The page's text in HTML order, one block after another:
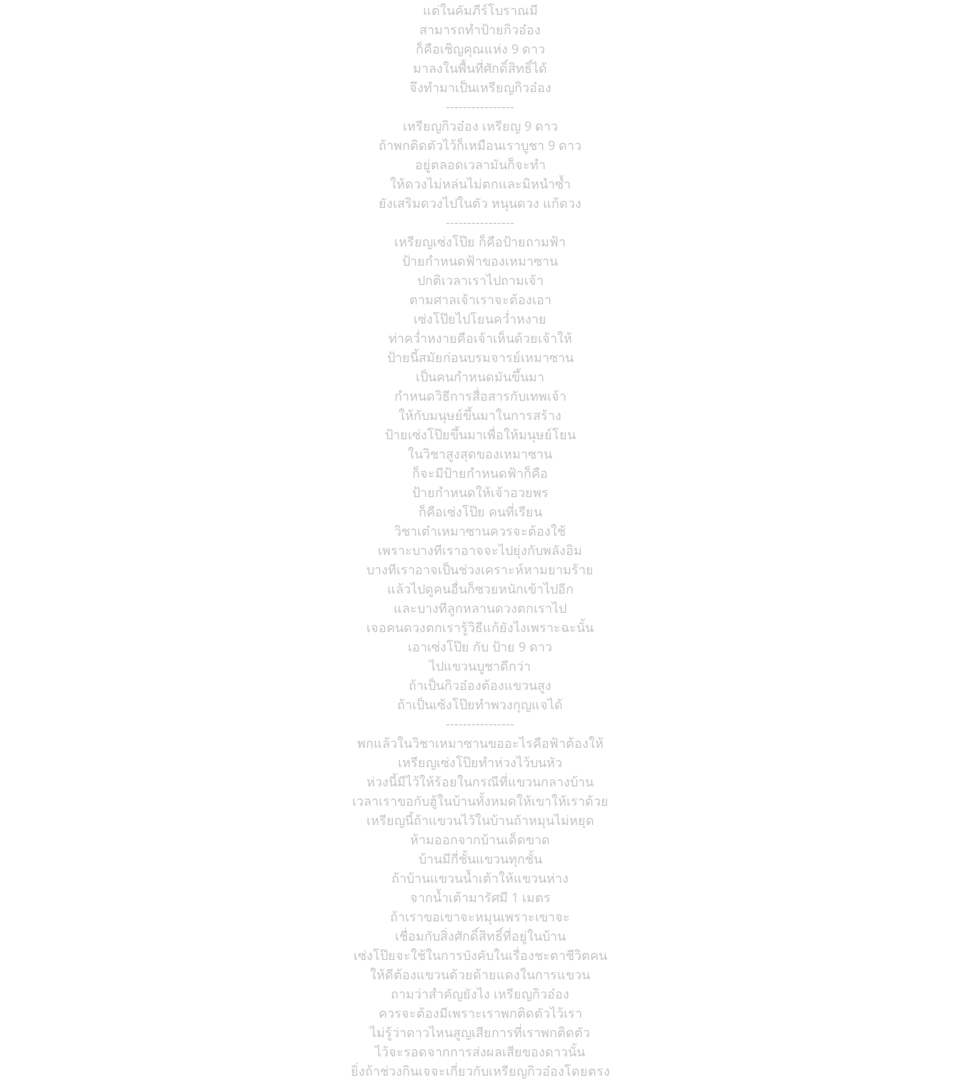
แต่ในคัมภีร์โบราณมี
สามารถทำป้ายกิวอ๋อง
ก็คือเชิญคุณแห่ง 9 ดาว
มาลงในพื้นที่ศักดิ์สิทธิ์ได้
จึงทำมาเป็นเหรียญกิวอ๋อง
----------------
เหรียญกิวอ๋อง เหรียญ 9 ดาว
ถ้าพกติดตัวไว้ก็เหมือนเราบูชา 9 ดาว
อยู่ตลอดเวลามันก็จะทำ
ให้ดวงไม่หล่นไม่ตกและมิหนำซ้ำ
ยังเสริมดวงไปในตัว หนุนดวง แก้ดวง
----------------
เหรียญเซ่งโป๊ย ก็คือป้ายถามฟ้า
ป้ายกำหนดฟ้าของเหมาซาน
ปกติเวลาเราไปถามเจ้า
ตามศาลเจ้าเราจะต้องเอา
เซ่งโป๊ยไปโยนคว่ำหงาย
ท่าคว่ำหงายคือเจ้าเห็นด้วยเจ้าให้
ป้ายนี้สมัยก่อนบรมจารย์เหมาซาน
เป็นคนกำหนดมันขึ้นมา
กำหนดวิธีการสื่อสารกับเทพเจ้า
ให้กับมนุษย์ขึ้นมาในการสร้าง
ป้ายเซ่งโป๊ยขึ้นมาเพื่อให้มนุษย์โยน
ในวิชาสูงสุดของเหมาซาน
ก็จะมีป้ายกำหนดฟ้าก็คือ
ป้ายกำหนดให้เจ้าอวยพร
ก็คือเซ่งโป๊ย คนที่เรียน
วิชาเต๋าเหมาซานควรจะต้องใช้
เพราะบางทีเราอาจจะไปยุ่งกับพลังอิม
บางทีเราอาจเป็นช่วงเคราะห์หามยามร้าย
แล้วไปดูคนอื่นก็ซวยหนักเข้าไปอีก
และบางทีลูกหลานดวงตกเราไป
เจอคนดวงตกเรารู้วิธีแก้ยังไงเพราะฉะนั้น
เอาเซ่งโป๊ย กับ ป้าย 9 ดาว
ไปแขวนบูชาดีกว่า
ถ้าเป็นกิวอ๋องต้องแขวนสูง
ถ้าเป็นเซ้งโป๊ยทำพวงกุญแจได้
----------------
พกแล้วในวิชาเหมาซานขออะไรคือฟ้าต้องให้
เหรียญเซ่งโป๊ยทำห่วงไว้บนหัว
ห่วงนี้มีไว้ให้ร้อยในกรณีที่แขวนกลางบ้าน
เวลาเราขอกับฮู้ในบ้านทั้งหมดให้เขาให้เราด้วย
เหรียญนี้ถ้าแขวนไว้ในบ้านถ้าหมุนไม่หยุด
ห้ามออกจากบ้านเด็ดขาด
บ้านมีกี่ชั้นแขวนทุกชั้น
ถ้าบ้านแขวนน้ำเต้าให้แขวนห่าง
จากน้ำเต้ามารัศมี 1 เมตร
ถ้าเราขอเขาจะหมุนเพราะเขาจะ
เชื่อมกับสิ่งศักดิ์สิทธิ์ที่อยู่ในบ้าน
เซ่งโป๊ยจะใช้ในการบังคับในเรื่องชะตาชีวิตคน
ให้ดีต้องแขวนด้วยด้ายแดงในการแขวน
ถามว่าสำคัญยังไง เหรียญกิวอ๋อง
ควรจะต้องมีเพราะเราพกติดตัวไว้เรา
ไม่รู้ว่าดาวไหนสูญเสียการที่เราพกติดตัว
ไว้จะรอดจากการส่งผลเสียของดาวนั้น
ยิ่งถ้าช่วงกินเจจะเกี่ยวกับเหรียญกิวอ๋องโดยตรง